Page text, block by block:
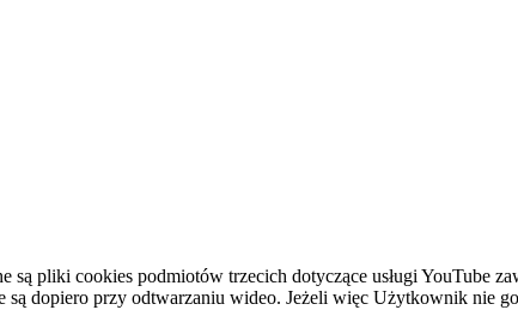
pliki cookies podmiotów trzecich dotyczące usługi YouTube
dopiero przy odtwarzaniu wideo. Jeżeli więc Użytkownik nie